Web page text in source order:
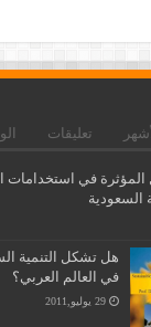
تعليقات
المؤثرة في استخدامات
السعودية
هل تشكل التنمية
في العالم العربي؟
29 يوليو,2011